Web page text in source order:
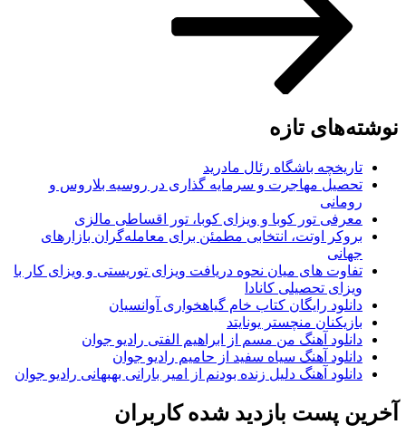
نوشته‌های تازه
تاریخچه باشگاه رئال مادرید
تحصیل مهاجرت و سرمایه گذاری در روسیه بلاروس و
رومانی
معرفی تور کوبا و ویزای کوبا، تور اقساطی مالزی
بروکر اوتت، انتخابی مطمئن برای معامله‌گران بازارهای
جهانی
تفاوت های میان نحوه دریافت ویزای توریستی و ویزای کار با
ویزای تحصیلی کانادا
دانلود رایگان کتاب خام گیاهخواری آوانسیان
بازیکنان منچستر یونایتد
دانلود آهنگ من مسم از ابراهیم الفتی رادیو جوان
دانلود آهنگ سیاه سفید از حامیم رادیو جوان
دانلود آهنگ دلیل زنده بودنم از امیر بارانی بهبهانی رادیو جوان
آخرین پست بازدید شده کاربران